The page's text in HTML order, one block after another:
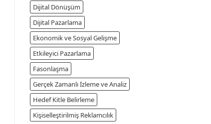
Dijital Dönüşüm
Dijital Pazarlama
Ekonomik ve Sosyal Gelişme
Etkileyici Pazarlama
Fasonlaşma
Gerçek Zamanlı İzleme ve Analiz
Hedef Kitle Belirleme
Kişiselleştirilmiş Reklamcılık